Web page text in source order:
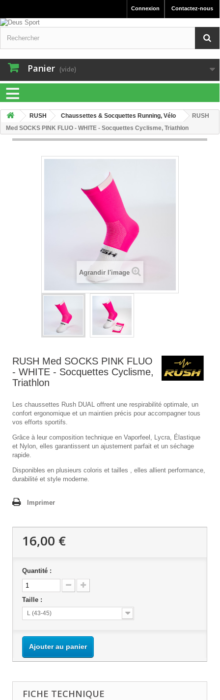
Contactez-nous
Connexion
Panier (vide)
≡
RUSH Chaussettes & Socquettes Running, Vélo
RUSH
Med SOCKS PINK FLUO - WHITE - Socquettes Cyclisme, Triathlon
Agrandir l'image
RUSH Med SOCKS PINK FLUO
- WHITE - Socquettes Cyclisme,
Triathlon
Les chaussettes Rush DUAL offrent une respirabilité optimale, un
confort ergonomique et un maintien précis pour accompagner tous
vos efforts sportifs.
Grâce à leur composition technique en Vaporfeel, Lycra, Élastique
et Nylon, elles garantissent un ajustement parfait et un séchage
rapide.
Disponibles en plusieurs coloris et tailles , elles allient performance,
durabilité et style moderne.
Imprimer
16,00 €
Quantité :
Taille :
L (43-45)
Ajouter au panier
FICHE TECHNIQUE